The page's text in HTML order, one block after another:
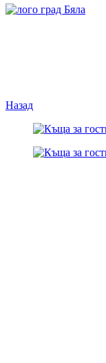
Назад